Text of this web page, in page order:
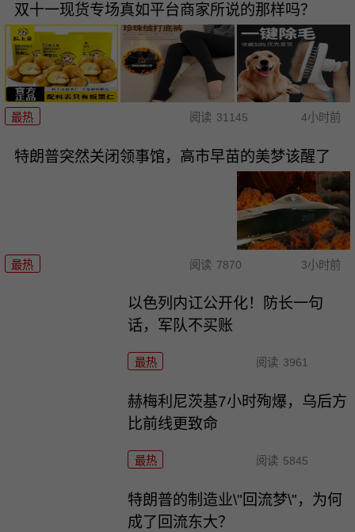
双十一现货专场真如平台商家所说的那样吗？
最热 阅读 31145 4小时前
特朗普突然关闭领事馆，高市早苗的美梦该醒了
最热 阅读 7870 3小时前
以色列内讧公开化！防长一句
话，军队不买账
最热 阅读 3961
赫梅利尼茨基7小时殉爆，乌后方
比前线更致命
最热 阅读 5845
特朗普的制造业\"回流梦\"，为何
成了回流东大？